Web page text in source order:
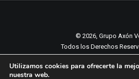
© 2026, Grupo Axón
Todos los Derechos
Política de cookies
Utilizamos cookies para ofrecerte la
nuestra web.